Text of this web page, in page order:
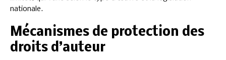
nationale.
Mécanismes de protection des
droits d’auteur